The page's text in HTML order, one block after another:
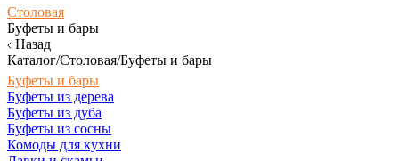
Столовая
Буфеты и бары
Назад
Каталог/Столовая/Буфеты и бары
Буфеты и бары
Буфеты из дерева
Буфеты из дуба
Буфеты из сосны
Комоды для кухни